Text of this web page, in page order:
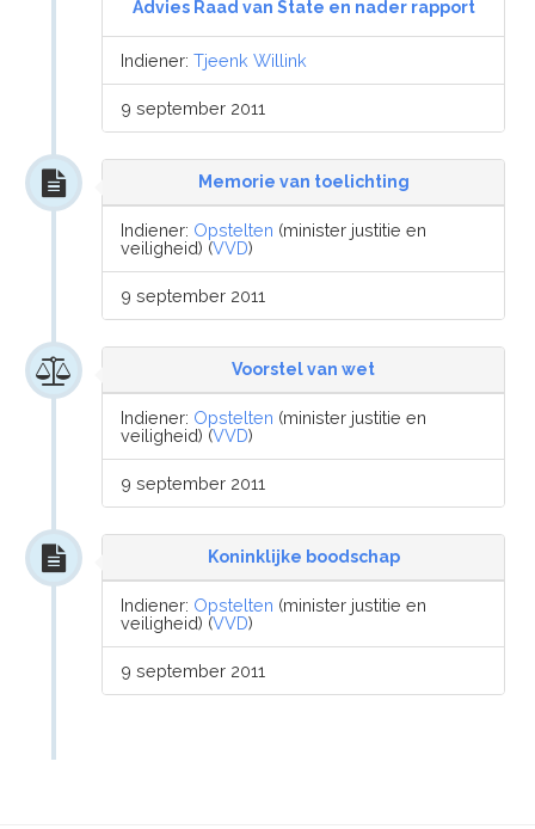
Advies Raad van State en nader rapport
Indiener:Tjeenk Willink
9 september 2011
Memorie van toelichting
Indiener: Opstelten (minister justitie en
veiligheid) (VVD)
9 september 2011
Voorstel van wet
Indiener: Opstelten (minister justitie en
veiligheid) (VVD)
9 september 2011
Koninklijke boodschap
Indiener: Opstelten (minister justitie en
veiligheid) (VVD)
9 september 2011